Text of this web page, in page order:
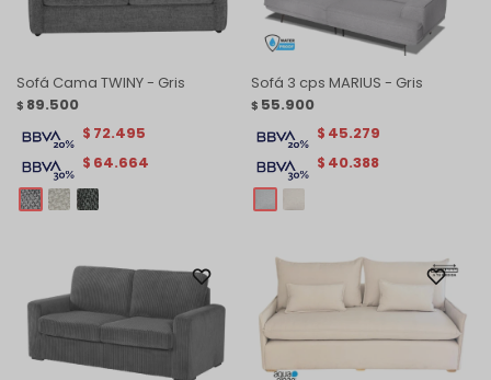
Sofá Cama TWINY - Gris
$ 89.500
$ 64.664
$ 72.495
Sofá 3 cps MARIUS - Gris
$ 55.900
$ 40.388
$ 45.279